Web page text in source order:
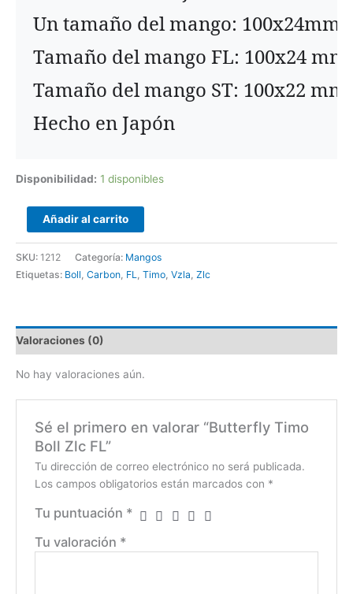
Hecho en Japón
Disponibilidad: 1 disponibles
Añadir al carrito
SKU: 1212 Categoría: Mangos
Etiquetas: Boll Carbon FL Timo Vzla Zlc
Valoraciones (0)
No hay valoraciones aún.
Sé el primero en valorar “Butterfly Timo
Boll Zlc FL”
Tu dirección de correo electrónico no será publicada.
Los campos obligatorios están marcados con *
Tu puntuación *
Tu valoración *